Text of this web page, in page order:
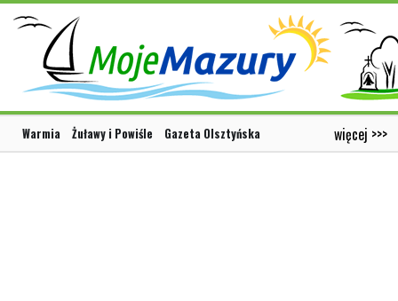
Warmia Żuławy i Powiśle Gazeta Olsztyńska więcej >>>